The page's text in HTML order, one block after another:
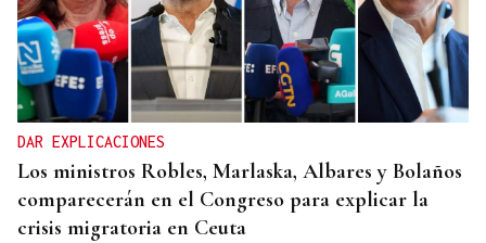
DAR EXPLICACIONES
Los ministros Robles, Marlaska, Albares y Bolaños
comparecerán en el Congreso para explicar la
crisis migratoria en Ceuta